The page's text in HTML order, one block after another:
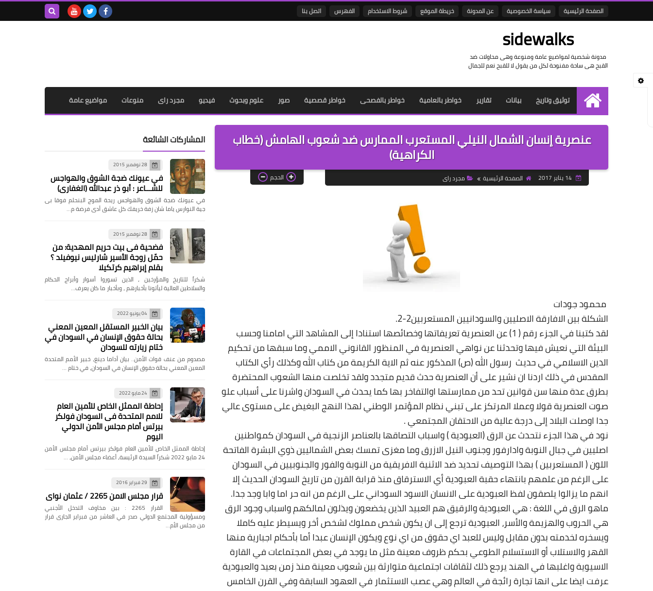
الصفحة الرئيسية سياسة الخصوصية عن المدونة خريطة الموقع شروط الاستخدام الفهرس اتصل بنا
sidewalks
مدونة شخصية لمواضيع عامة ومنوعة وهى محاولات ضد
القبح هى ساحة مفنوحة لكل من يقول لا للقبح نعم للجمال
الرئيسية
توثيق وتاريخ بيانات تقارير خواطر بالعامية خواطر بالفصحى خواطر قصصية صور علوم وبحوث فيديو مجرد راى منوعات مواضيع عامة
عنصرية إنسان الشمال النيلي المستعرب الممارس ضد شعوب الهامش (خطاب
الكراهية)
14 يناير 2017 الصفحة الرئيسية مجرد راى الحجم
محمود جودات
الشكلة بين الافارقة الاصليين والسودانيين المستعربين2-2
.
لقد كتبنا في الجزء رقم ( 1) عن العنصرية تعريفاتها وخصائصها استنادا إلى المشاهد التي امامنا وحسب
البيئة التي نعيش فيها وتحدثنا عن نواهي العنصرية في المنظور القانوني الاممي وما سبقها من تحكيم
الدين الاسلامي في حديث رسول الله (ص) المذكور عنه ثم الاية الكريمة من كتاب الله وكذلك رأي الكتاب
المقدس في ذلك اردنا ان نشير على أن العنصرية حدث قديم متجدد ولقد تخلصت منها الشعوب المحتضرة
بطرق عدة منها سن قوانين تحد من ممارستها اوالتفاخر بها كما يحدث في السودان واشرنا على أسباب علو
صوت العنصرية قولا وعملا المرتكز على تبني نظام المؤتمر الوطني لهذا النهج البغيض على مستوى عالي
جدا اوصلت البلاد إلى درجة عالية من الاحتقان المجتمعي.
نود في هذا الجزء نتحدث عن الرق (العبودية ) واسباب التصاقها بالعناصر الزنجية في السودان كمواطنين
اصليين في جبال النوبة وادارفور وجنوب النيل الازرق وما مغزى تمسك بعض الشماليين ذوي البشرة الفاتحة
اللون ( المستعربين ) بهذا التوصيف تحديد ضد الاثنية الافريقية من النوبة والفور والجنوبيين في السودان
على الرغم من علمهم بانتهاء حقبة العبودية أي الاسترقاق منذ قرابة القرن من تاريخ السودان الحديث إلا
انهم ما يزالوا يلصقون لفظ العبودية على الانسان الاسود السوداني على الرغم من انه حر اما وابا وجد جدا.
ماهو الرق في اللغة : هي العبودية والرقيق هم العبيد الذين يخضعون ويذلون لمالكهم واسباب وجود الرق
هي الحروب والهزيمة والأسر، العبودية ترجع إلى ان يكون شخص مملوك لشخص أخر ويسيطر عليه كاملا
ويسخره لخدمته بدون مقابل وليس للعبد اي حقوق من اي نوع ويكون الإنسان عبدا أما بأحكام اجبارية منها
القهر والاستلاب أو الاستسلام الطوعي بحكم ظروف معينة مثل ما يوجد في بعض المجتماعات في القارة
الاسيوية واغلبها في الهند يرجع ذلك لثقاقات اجتماعية متوارثة بين شعوب معينة منذ زمن بعيد والعبودية
عرفت ايضا على انها تجارة رائجة في العالم وهي عصب الاستثمار في العهود السابقة وفي القرن الخامس
المشاركات الشائعة
28 نوفمبر 2015
في عيونك ضجة الشوق والهواجس
للشـــاعر : أبو ذر عبدالله (الغفاري)
في عيونك ضجة الشوق والهواجس ريحة الموج البنحلم فوقا بى
جية النوارس ياما شان زفة خريفك كل عاشق أدى فرضة م…
28 نوفمبر 2015
فضحية فى بيت حريم المهدية: من
حمّل زوجة الأسير شارليس نيوفيلد ؟
بقلم إبراهيم كرتكيلا
شكراً للتاريخ والمؤرخين ، الذين تسوروا أسوار وأبراج الحكام
والسلاطين العالية ليأتونا بأخبارهم ، وبأخبار ما كان يعرف…
04 يونيو 2022
بيان الخبير المستقل المعين المعني
بحالة حقوق الإنسان في السودان في
ختام زيارته للسودان
مصدوم من عنف قوات الأمن.. بيان أداما دينغ، خبير الأمم المتحدة
المعين المعني بحالة حقوق الإنسان في السودان، في ختام …
24 مايو 2022
إحاطة الممثل الخاص للأمين العام
للامم المتحدة فى السودان فولكر
بيرتس أمام مجلس الأمن الدولي
اليوم
إحاطة الممثل الخاص للأمين العام فولكر بيرتس أمام مجلس الأمن
24 مايو 2022 شكراً السيدة الرئيسة، أعضاء مجلس الأمن، …
29 فبراير 2016
قرار مجلس الامن 2265 / عثمان نواى
القرار 2265 : بين مخاوف التدخل الأجنبي
ومسؤولية المجتمع الدولي صدر في العاشر من فبراير الجارى قرار
من مجلس الأم…